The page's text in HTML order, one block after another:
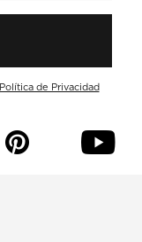
Política de Privacidad
p y